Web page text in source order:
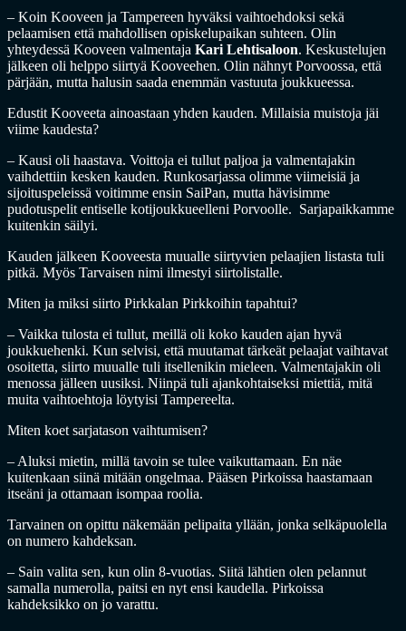
– Koin Kooveen ja Tampereen hyväksi vaihtoehdoksi sekä
pelaamisen että mahdollisen opiskelupaikan suhteen. Olin
yhteydessä Kooveen valmentaja Kari Lehtisaloon. Keskustelujen
jälkeen oli helppo siirtyä Kooveehen. Olin nähnyt Porvoossa, että
pärjään, mutta halusin saada enemmän vastuuta joukkueessa.
Edustit Kooveeta ainoastaan yhden kauden. Millaisia muistoja jäi
viime kaudesta?
– Kausi oli haastava. Voittoja ei tullut paljoa ja valmentajakin
vaihdettiin kesken kauden. Runkosarjassa olimme viimeisiä ja
sijoituspeleissä voitimme ensin SaiPan, mutta hävisimme
pudotuspelit entiselle kotijoukkueelleni Porvoolle. Sarjapaikkamme
kuitenkin säilyi.
Kauden jälkeen Kooveesta muualle siirtyvien pelaajien listasta tuli
pitkä. Myös Tarvaisen nimi ilmestyi siirtolistalle.
Miten ja miksi siirto Pirkkalan Pirkkoihin tapahtui?
– Vaikka tulosta ei tullut, meillä oli koko kauden ajan hyvä
joukkuehenki. Kun selvisi, että muutamat tärkeät pelaajat vaihtavat
osoitetta, siirto muualle tuli itsellenikin mieleen. Valmentajakin oli
menossa jälleen uusiksi. Niinpä tuli ajankohtaiseksi miettiä, mitä
muita vaihtoehtoja löytyisi Tampereelta.
Miten koet sarjatason vaihtumisen?
– Aluksi mietin, millä tavoin se tulee vaikuttamaan. En näe
kuitenkaan siinä mitään ongelmaa. Pääsen Pirkoissa haastamaan
itseäni ja ottamaan isompaa roolia.
Tarvainen on opittu näkemään pelipaita yllään, jonka selkäpuolella
on numero kahdeksan.
– Sain valita sen, kun olin 8-vuotias. Siitä lähtien olen pelannut
samalla numerolla, paitsi en nyt ensi kaudella. Pirkoissa
kahdeksikko on jo varattu.